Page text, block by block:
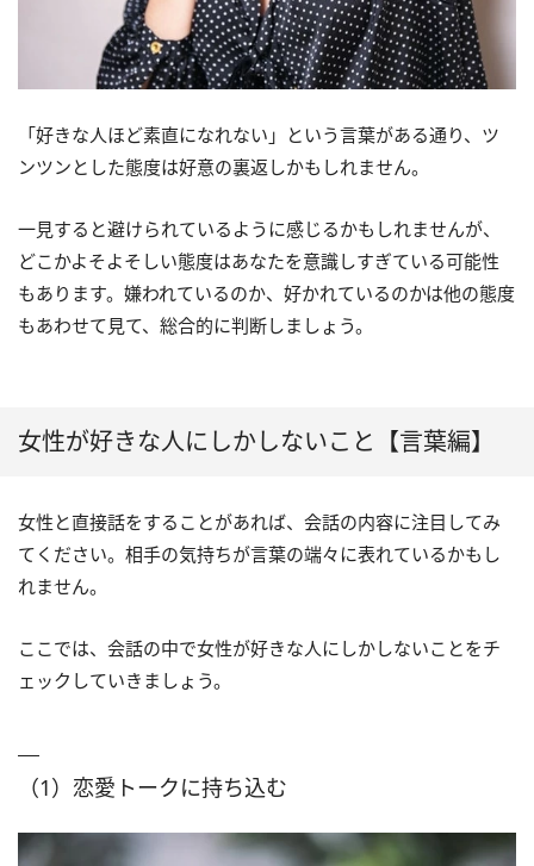
「好きな人ほど素直になれない」という言葉がある通り、ツ
ンツンとした態度は好意の裏返しかもしれません。
一見すると避けられているように感じるかもしれませんが、
どこかよそよそしい態度はあなたを意識しすぎている可能性
もあります。嫌われているのか、好かれているのかは他の態度
もあわせて見て、総合的に判断しましょう。
女性が好きな人にしかしないこと【言葉編】
女性と直接話をすることがあれば、会話の内容に注目してみ
てください。相手の気持ちが言葉の端々に表れているかもし
れません。
ここでは、会話の中で女性が好きな人にしかしないことをチ
ェックしていきましょう。
（1）恋愛トークに持ち込む